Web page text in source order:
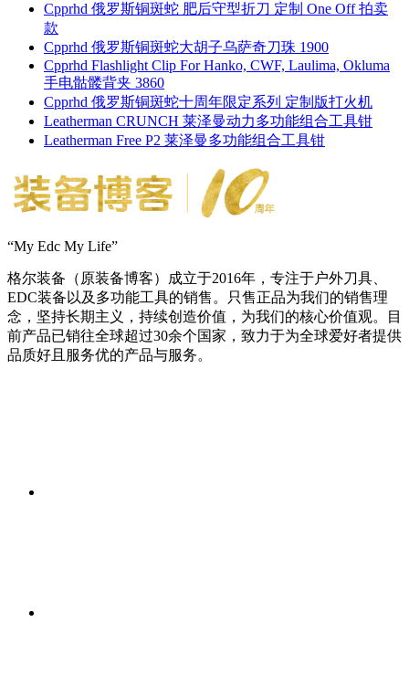
Cpprhd 俄罗斯铜斑蛇 肥后守型折刀 定制 One Off 拍卖
款
Cpprhd 俄罗斯铜斑蛇大胡子乌萨奇刀珠 1900
Cpprhd Flashlight Clip For Hanko, CWF, Laulima, Okluma
手电骷髅背夹 3860
Cpprhd 俄罗斯铜斑蛇十周年限定系列 定制版打火机
Leatherman CRUNCH 莱泽曼动力多功能组合工具钳
Leatherman Free P2 莱泽曼多功能组合工具钳
“My Edc My Life”
格尔装备（原装备博客）成立于2016年，专注于户外刀具、
EDC装备以及多功能工具的销售。只售正品为我们的销售理
念，坚持长期主义，持续创造价值，为我们的核心价值观。目
前产品已销往全球超过30余个国家，致力于为全球爱好者提供
品质好且服务优的产品与服务。